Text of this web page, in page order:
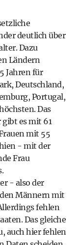
deutlich über
Dazu
Ländern
Jahren für
Deutschland,
Portugal,
Das
es mit 61
mit 55
- mit der
Frau
- also der
Männern mit
fehlen
Das gleiche
auch hier fehlen